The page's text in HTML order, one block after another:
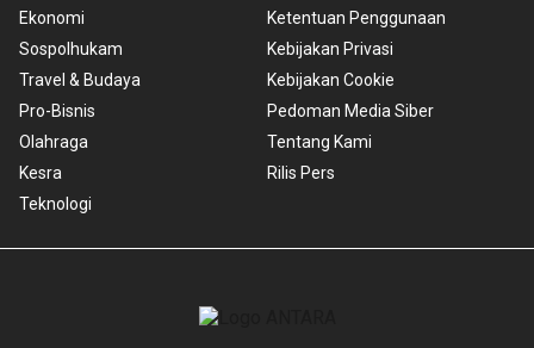
Ekonomi
Sospolhukam
Travel & Budaya
Pro-Bisnis
Olahraga
Kesra
Teknologi
Ketentuan Penggunaan
Kebijakan Privasi
Kebijakan Cookie
Pedoman Media Siber
Tentang Kami
Rilis Pers